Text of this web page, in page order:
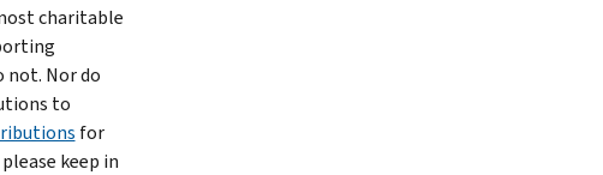
charitable
not. Nor do
to
for
keep in